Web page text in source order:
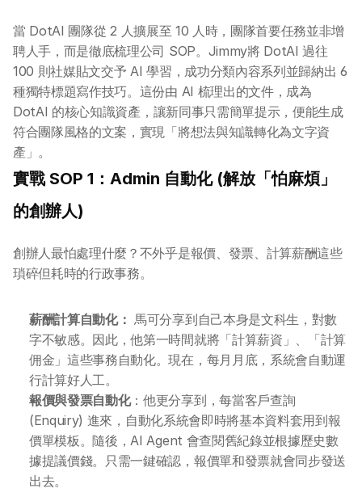
當 DotAI 團隊從 2 人擴展至 10 人時，團隊首要任務並非增
聘人手，而是徹底梳理公司 SOP。Jimmy將 DotAI 過往
100 則社媒貼文交予 AI 學習，成功分類內容系列並歸納出 6
種獨特標題寫作技巧。這份由 AI 梳理出的文件，成為
DotAI 的核心知識資產，讓新同事只需簡單提示，便能生成
符合團隊風格的文案，實現「將想法與知識轉化為文字資
產」。
實戰 SOP 1：Admin 自動化 (解放「怕麻煩」
的創辦人)
創辦人最怕處理什麼？不外乎是報價、發票、計算薪酬這些
瑣碎但耗時的行政事務。
薪酬計算自動化： 馬可分享到自己本身是文科生，對數
字不敏感。因此，他第一時間就將「計算薪資」、「計算
佣金」這些事務自動化。現在，每月月底，系統會自動運
行計算好人工。
報價與發票自動化：他更分享到，每當客戶查詢
(Enquiry) 進來，自動化系統會即時將基本資料套用到報
價單模板。隨後，AI Agent 會查閱舊紀錄並根據歷史數
據提議價錢。只需一鍵確認，報價單和發票就會同步發送
出去。